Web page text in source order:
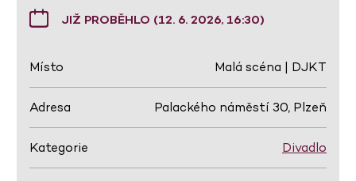
JIŽ PROBĚHLO (12. 6. 2026, 16:30)
Místo Malá scéna | DJKT
Adresa Palackého náměstí 30, Plzeň
Kategorie Divadlo